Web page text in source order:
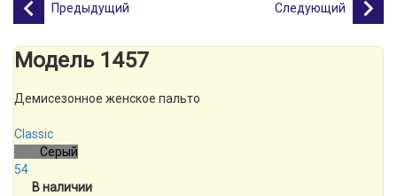
Модель 1457
Демисезонное женское пальто
Classic
Серый
54
В наличии
Предыдущий Следующий